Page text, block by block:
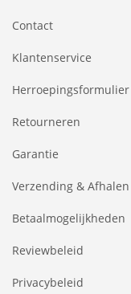
Contact
Klantenservice
Herroepingsformulier
Retourneren
Garantie
Verzending & Afhalen
Betaalmogelijkheden
Reviewbeleid
Privacybeleid